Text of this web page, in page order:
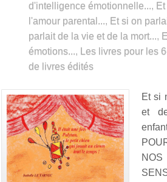
d'intelligence émotionnelle...,
l'amour parental..., Et si on
parlait de la vie et de la mort...,
émotions..., Les livres pour les
de livres édités
Et si
et